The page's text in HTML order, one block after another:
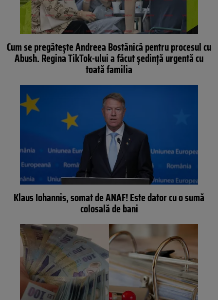
Cum se pregătește Andreea Bostănică pentru procesul cu
Abush. Regina TikTok-ului a făcut ședință urgentă cu
toată familia
Klaus Iohannis, somat de ANAF! Este dator cu o sumă
colosală de bani